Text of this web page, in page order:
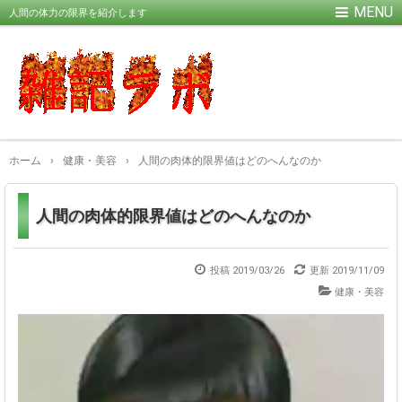
人間の体力の限界を紹介します
ホーム › 健康・美容 › 人間の肉体的限界値はどのへんなのか
人間の肉体的限界値はどのへんなのか
投稿 2019/03/26 更新 2019/11/09
健康・美容